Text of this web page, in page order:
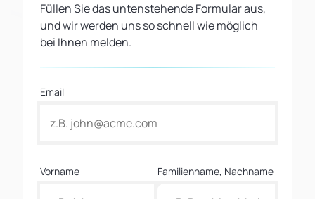
Füllen Sie das untenstehende Formular aus,
und wir werden uns so schnell wie möglich
bei Ihnen melden.
Email
Vorname Familienname, Nachname